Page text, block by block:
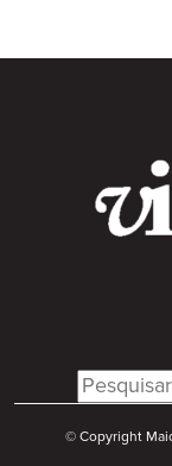
Search
for:
© Copyright